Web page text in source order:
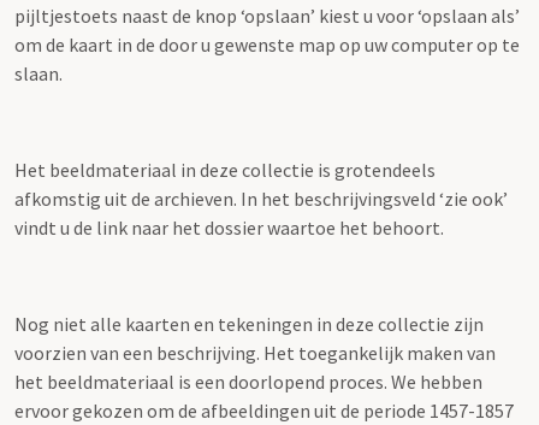
pijltjestoets naast de knop ‘opslaan’ kiest u voor ‘opslaan als’
om de kaart in de door u gewenste map op uw computer op te
slaan.
Het beeldmateriaal in deze collectie is grotendeels
afkomstig uit de archieven. In het beschrijvingsveld ‘zie ook’
vindt u de link naar het dossier waartoe het behoort.
Nog niet alle kaarten en tekeningen in deze collectie zijn
voorzien van een beschrijving. Het toegankelijk maken van
het beeldmateriaal is een doorlopend proces. We hebben
ervoor gekozen om de afbeeldingen uit de periode 1457-1857